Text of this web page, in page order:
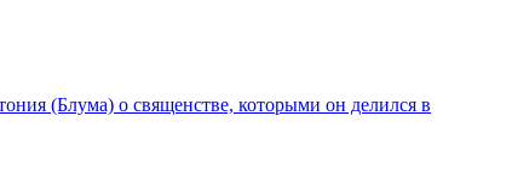
(Блума) о священстве, которыми он делился в